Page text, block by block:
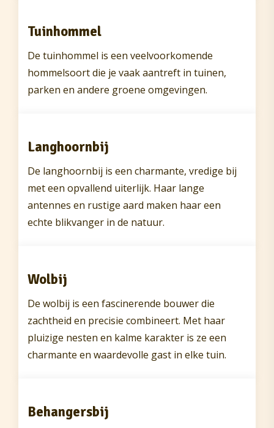
Tuinhommel
De tuinhommel is een veelvoorkomende
hommelsoort die je vaak aantreft in tuinen,
parken en andere groene omgevingen.
Langhoornbij
De langhoornbij is een charmante, vredige bij
met een opvallend uiterlijk. Haar lange
antennes en rustige aard maken haar een
echte blikvanger in de natuur.
Wolbij
De wolbij is een fascinerende bouwer die
zachtheid en precisie combineert. Met haar
pluizige nesten en kalme karakter is ze een
charmante en waardevolle gast in elke tuin.
Behangersbij